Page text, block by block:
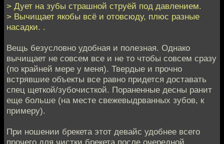
> Дует на зубы страшной струёй под давлением.
> Вычищает якобы всё и отовсюду, плюс разные
насадки. .
Вещь безусловно удобная и полезная. Однако
вычищает не совсем все и не то чтобы совсем сразу
(по крайней мере у меня). Твердые и прочно
встрявшие объекты все равно придется доставать
спец щеткой/зубочисткой. Пораненные десны ранит
еще больше (на месте свежевыдрванных зубов, к
примеру).
При ношении брекета этот девайс удобнее всего
прочего для чистки брекета после очередной